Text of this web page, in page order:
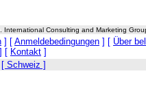
Consulting and Marketing
] [ Anmeldebedingungen ] [ Über
] [ Kontakt ]
[ Schweiz ]